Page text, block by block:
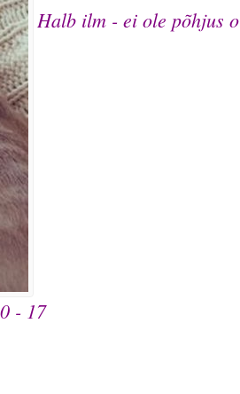
Halb ilm - ei ole põhjus
17